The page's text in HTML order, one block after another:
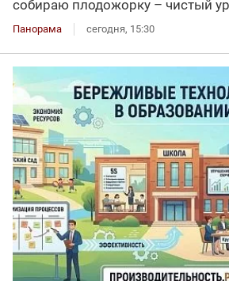
собираю плодожорку – чистый
Панорама сегодня, 15:30